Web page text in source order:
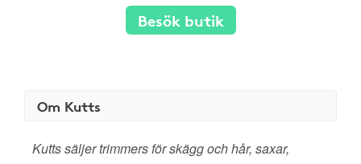
Besök butik
Om Kutts
Kutts säljer trimmers för skägg och hår, saxar,